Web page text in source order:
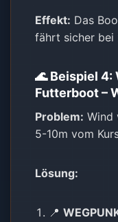
Effekt: Das
fährt sicher bei
🌊 Beispiel
Futterboot –
Problem: Wind
5-10m vom
Lösung:
📍